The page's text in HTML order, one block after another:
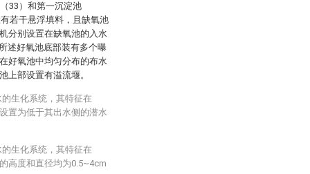
33）和第一沉淀池
若干悬浮填料，且缺氧池
分别设置在缺氧池的入水
述好氧池底部装有多个曝
好氧池中均匀分布的布水
上部设置有溢流堰。
生化系统，其特征在
置为低于其出水侧的潜水
生化系统，其特征在
高度和直径均为0.5~4cm